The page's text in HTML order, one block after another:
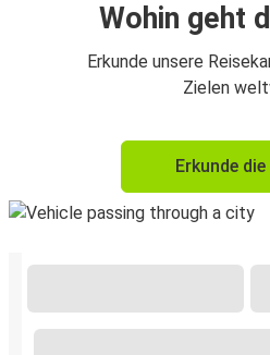
Wohin geht
Erkunde unsere
Zielen
Erkunde